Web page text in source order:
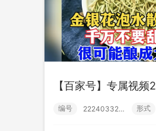
HB-MXJ46中药
编号 形式
【百家号】专属视频2
编号 222403320001 形式